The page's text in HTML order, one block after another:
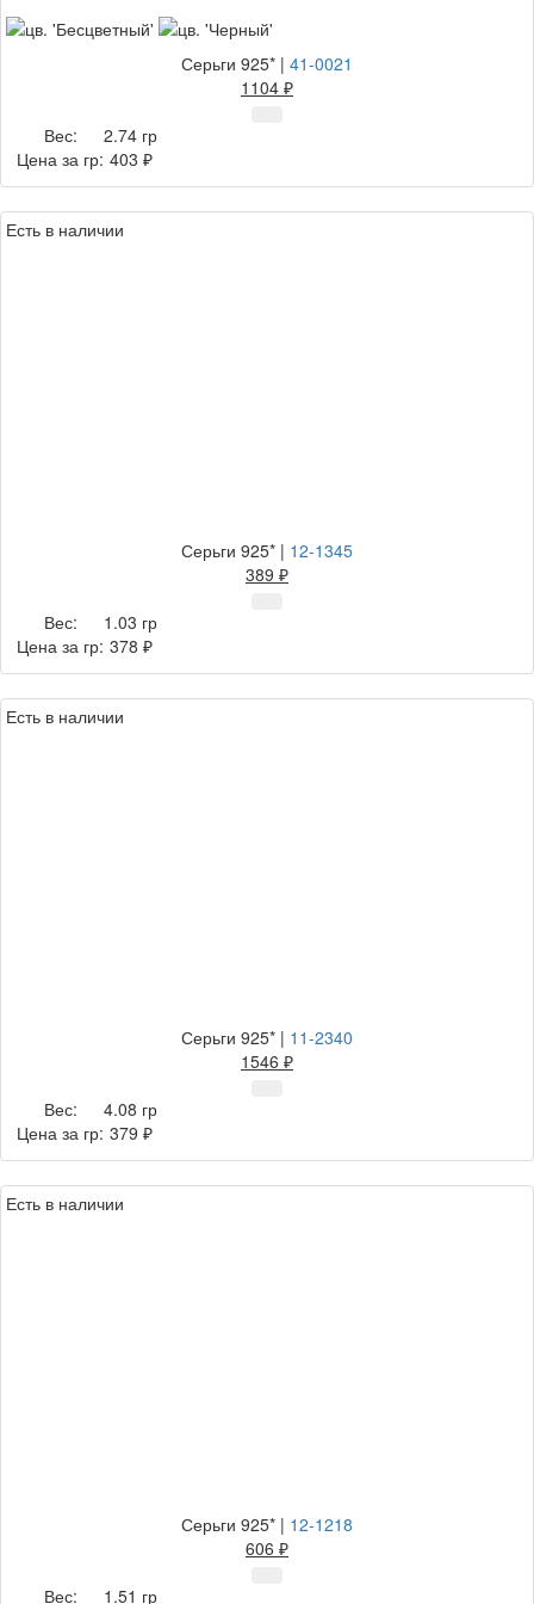
Серьги 925* | 41-0021
1104 ₽
Вес:
2.74 гр
Цена за гр: 403 ₽
Есть в наличии
Серьги 925* | 12-1345
389 ₽
Вес:
1.03 гр
Цена за гр: 378 ₽
Есть в наличии
Серьги 925* | 11-2340
1546 ₽
Вес:
4.08 гр
Цена за гр: 379 ₽
Есть в наличии
Серьги 925* | 12-1218
606 ₽
Вес:
1.51 гр